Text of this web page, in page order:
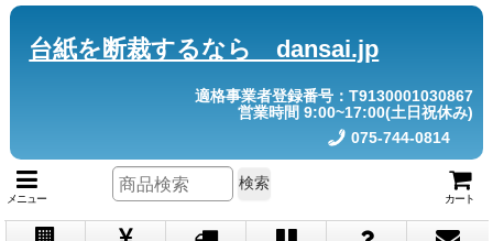
台紙を断裁するなら dansai.jp
適格事業者登録番号：T9130001030867
営業時間 9:00~17:00(土日祝休み)
075-744-0814
メニュー カート
検索